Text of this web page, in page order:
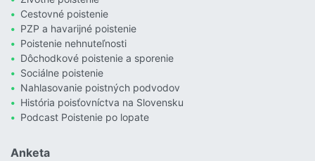
Cestovné poistenie
PZP a havarijné poistenie
Poistenie nehnuteľnosti
Dôchodkové poistenie a sporenie
Sociálne poistenie
Nahlasovanie poistných podvodov
História poisťovníctva na Slovensku
Podcast Poistenie po lopate
Anketa